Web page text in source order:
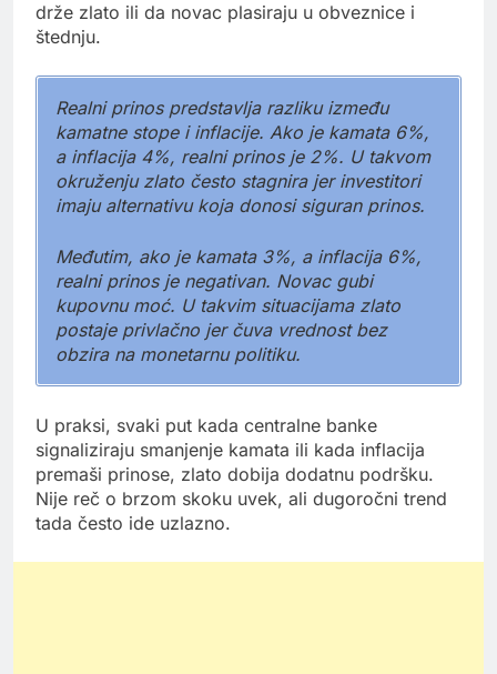
drže zlato ili da novac plasiraju u obveznice i
štednju.
Realni prinos predstavlja razliku između
kamatne stope i inflacije. Ako je kamata 6%,
a inflacija 4%, realni prinos je 2%. U takvom
okruženju zlato često stagnira jer investitori
imaju alternativu koja donosi siguran prinos.
Međutim, ako je kamata 3%, a inflacija 6%,
realni prinos je negativan. Novac gubi
kupovnu moć. U takvim situacijama zlato
postaje privlačno jer čuva vrednost bez
obzira na monetarnu politiku.
U praksi, svaki put kada centralne banke
signaliziraju smanjenje kamata ili kada inflacija
premaši prinose, zlato dobija dodatnu podršku.
Nije reč o brzom skoku uvek, ali dugoročni trend
tada često ide uzlazno.